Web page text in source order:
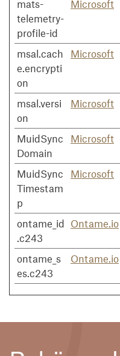
mats-
telemetry-
profile-id
Microsoft
msal.cach
e.encrypti
on
Microsoft
msal.versi
on
Microsoft
MuidSync
Domain
Microsoft
MuidSync
Timestam
p
Microsoft
ontame_id
.c243
Ontame.io
ontame_s
es.c243
Ontame.io